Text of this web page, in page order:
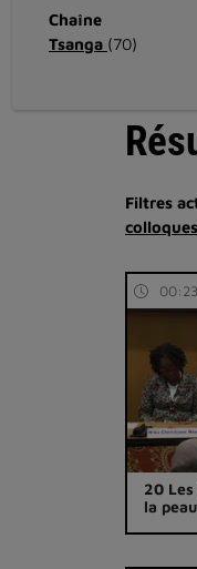
Chaîne
Tsanga (70)
Filtres
20
la